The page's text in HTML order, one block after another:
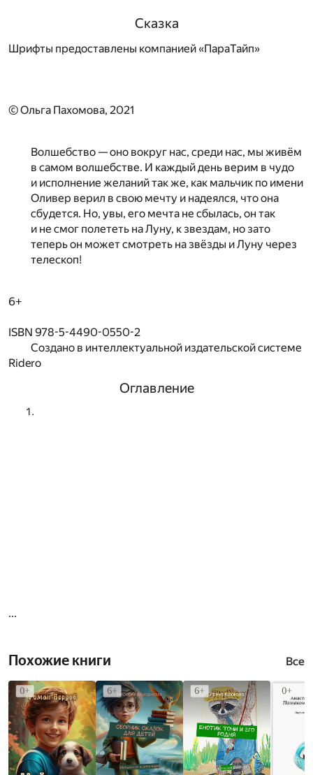
Сказка
Шрифты предоставлены компанией «ПараТайп»
© Ольга Пахомова, 2021
Волшебство — оно вокруг нас, среди нас, мы живём
в самом волшебстве. И каждый день верим в чудо
и исполнение желаний так же, как мальчик по имени
Оливер верил в свою мечту и надеялся, что она
сбудется. Но, увы, его мечта не сбылась, он так
и не смог полететь на Луну, к звездам, но зато
теперь он может смотреть на звёзды и Луну через
телескоп!
6+
ISBN 978-5-4490-0550-2
Создано в интеллектуальной издательской системе
Ridero
Оглавление
...
Похожие книги Все